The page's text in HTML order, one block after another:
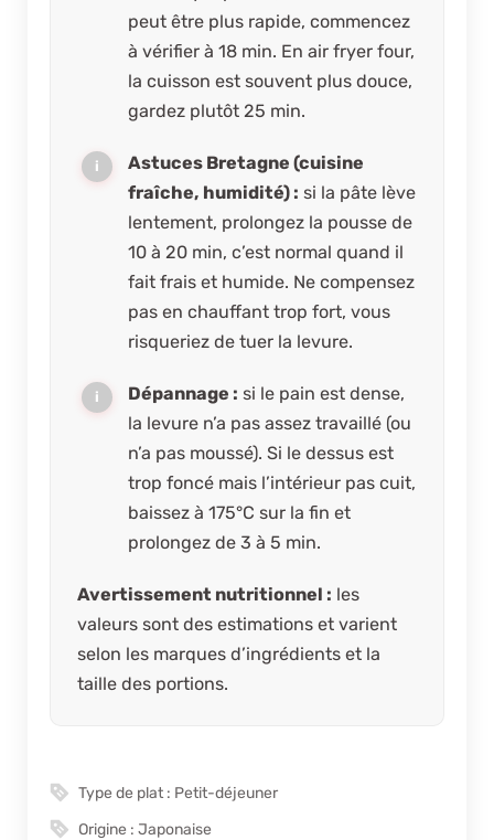
peut être plus rapide, commencez
à vérifier à 18 min. En air fryer four,
la cuisson est souvent plus douce,
gardez plutôt 25 min.
Astuces Bretagne (cuisine
fraîche, humidité) : si la pâte lève
lentement, prolongez la pousse de
10 à 20 min, c’est normal quand il
fait frais et humide. Ne compensez
pas en chauffant trop fort, vous
risqueriez de tuer la levure.
Dépannage : si le pain est dense,
la levure n’a pas assez travaillé (ou
n’a pas moussé). Si le dessus est
trop foncé mais l’intérieur pas cuit,
baissez à 175°C sur la fin et
prolongez de 3 à 5 min.
Avertissement nutritionnel : les
valeurs sont des estimations et varient
selon les marques d’ingrédients et la
taille des portions.
Type de plat : Petit-déjeuner
Origine :Japonaise